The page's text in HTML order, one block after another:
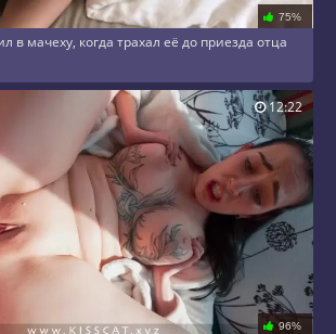
75%
в мачеху, когда трахал её до приезда отца
96%
12:22